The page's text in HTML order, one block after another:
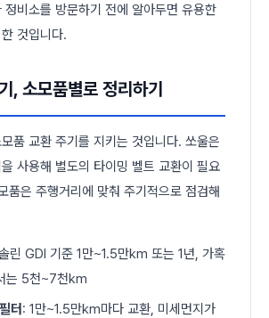
정비소를 방문하기 전에 알아두면 유용한
것입니다.
, 소모품별로 정리하기
품 교환 주기를 지키는 것입니다. 쏘울은
사용해 별도의 타이밍 벨트 교환이 필요
품은 주행거리에 맞춰 주기적으로 점검해
린 GDI 기준 1만~1.5만km 또는 1년, 가혹
는 5천~7천km
터 : 1만~1.5만km마다 교환, 미세먼지가